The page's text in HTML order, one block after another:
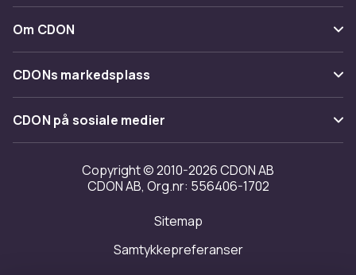
Kontakt oss
Levering
Tilbakekallinger
Kategorier
Varemerker
Om CDON
Om oss
Kundeanmeldelser
Jobbe på CDON
Investor relations
Tilgjengelighet
CDONs markedsplass
Merchant Help Center
CDON på sosiale medier
Copyright © 2010-2026 CDON AB
CDON AB, Org.nr: 556406-1702
Sitemap
Samtykkepreferanser